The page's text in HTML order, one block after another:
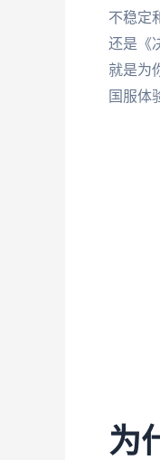
不稳定
还是《
就是为
国服体
为